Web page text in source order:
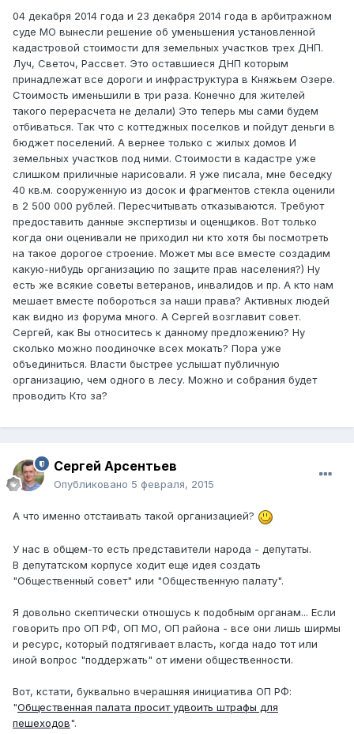
04 декабря 2014 года и 23 декабря 2014 года в арбитражном
суде МО вынесли решение об уменьшения установленной
кадастровой стоимости для земельных участков трех ДНП.
Луч, Светоч, Рассвет. Это оставшиеся ДНП которым
принадлежат все дороги и инфраструктура в Княжьем Озере.
Стоимость именьшили в три раза. Конечно для жителей
такого перерасчета не делали) Это теперь мы сами будем
отбиваться. Так что с коттеджных поселков и пойдут деньги в
бюджет поселений. А вернее только с жилых домов И
земельных участков под ними. Стоимости в кадастре уже
слишком приличные нарисовали. Я уже писала, мне беседку
40 кв.м. сооруженную из досок и фрагментов стекла оценили
в 2 500 000 рублей. Пересчитывать отказываются. Требуют
предоставить данные экспертизы и оценщиков. Вот только
когда они оценивали не приходил ни кто хотя бы посмотреть
на такое дорогое строение. Может мы все вместе создадим
какую-нибудь организацию по защите прав населения?) Ну
есть же всякие советы ветеранов, инвалидов и пр. А кто нам
мешает вместе побороться за наши права? Активных людей
как видно из форума много. А Сергей возглавит совет.
Сергей, как Вы относитесь к данному предложению? Ну
сколько можно поодиночке всех мокать? Пора уже
объединиться. Власти быстрее услышат публичную
организацию, чем одного в лесу. Можно и собрания будет
проводить Кто за?
Сергей Арсентьев
Опубликовано 5 февраля, 2015
А что именно отстаивать такой организацией?
У нас в общем-то есть представители народа - депутаты.
В депутатском корпусе ходит еще идея создать
"Общественный совет" или "Общественную палату".
Я довольно скептически отношусь к подобным органам... Если
говорить про ОП РФ, ОП МО, ОП района - все они лишь ширмы
и ресурс, который подтягивает власть, когда надо тот или
иной вопрос "поддержать" от имени общественности.
Вот, кстати, буквально вчерашняя инициатива ОП РФ:
"Общественная палата просит удвоить штрафы для
пешеходов".